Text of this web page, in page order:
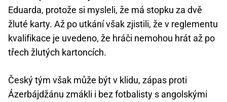
Eduarda, protože si mysleli, že má stopku za dvě
žluté karty. Až po utkání však zjistili, že v reglementu
kvalifikace je uvedeno, že hráči nemohou hrát až po
třech žlutých kartoncích.
Český tým však může být v klidu, zápas proti
Ázerbájdžánu zmákli i bez fotbalisty s angolskými